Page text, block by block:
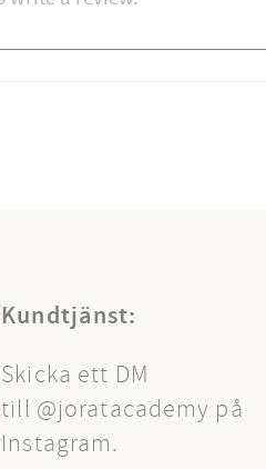
Kundtjänst:
Skicka ett DM
till @joratacademy på
Instagram.